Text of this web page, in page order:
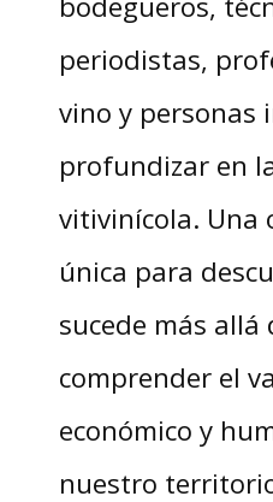
periodistas,
vino y personas
profundizar en
vitivinícola. Una
única para
sucede más allá
comprender el
económico y
nuestro